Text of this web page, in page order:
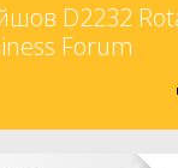
D2232
Forum